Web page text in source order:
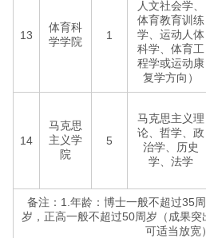
13
体育科
学学院
1
人文社会学、
体育教育训练
学、运动人体
科学、体育工
程学或运动康
复学方向）
14
马克思
主义学
院
5
马克思主义理
论、哲学、政
治学、历史
学、法学
备注：1.年龄：博士一般不超过35
岁，正高一般不超过50周岁（成果
可适当放宽）